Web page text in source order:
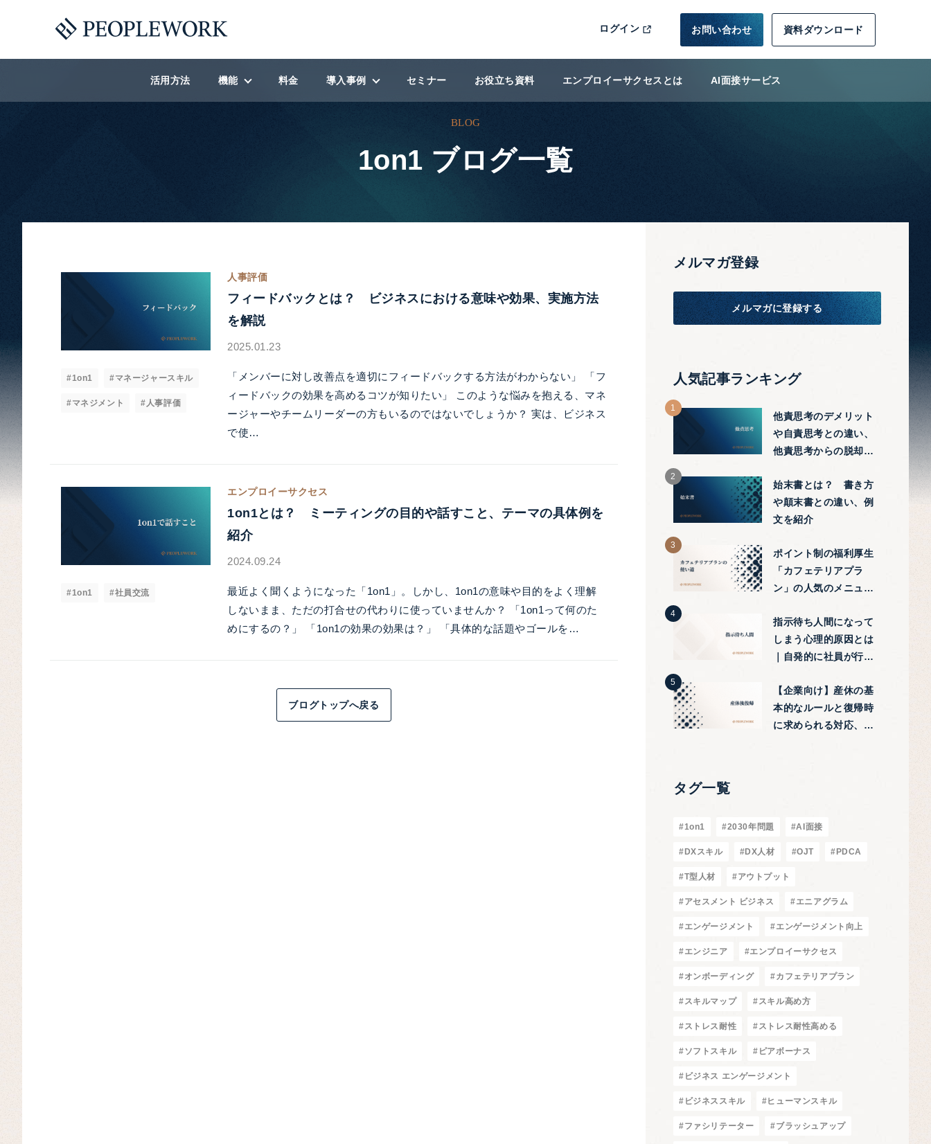
ログイン お問い合わせ 資料ダウンロード
活用方法 機能
福利厚生
料金 導入事例
導入企業
セミナー お役立ち資料 エンプロイーサクセスとは AI面接サービス
BLOG
1on1 ブログ一覧
#1on1 #マネージャースキル
#マネジメント #人事評価
人事評価
フィードバックとは？ ビジネスにおける意味や効果、実施方法
を解説
2025.01.23
「メンバーに対し改善点を適切にフィードバックする方法がわからない」 「フ
ィードバックの効果を高めるコツが知りたい」 このような悩みを抱える、マネ
ージャーやチームリーダーの方もいるのではないでしょうか？ 実は、ビジネス
で使…
#1on1 #社員交流
エンプロイーサクセス
1on1とは？ ミーティングの目的や話すこと、テーマの具体例を
紹介
2024.09.24
最近よく聞くようになった「1on1」。しかし、1on1の意味や目的をよく理解
しないまま、ただの打合せの代わりに使っていませんか？ 「1on1って何のた
めにするの？」 「1on1の効果の効果は？」 「具体的な話題やゴールを…
ブログトップへ戻る
メルマガ登録
メルマガに登録する
人気記事ランキング
他責思考のデメリット
や自責思考との違い、
他責思考からの脱却方
始末書とは？ 書き方
や顛末書との違い、例
文を紹介
ポイント制の福利厚生
「カフェテリアプラ
ン」の人気のメニュー
指示待ち人間になって
しまう心理的原因とは
｜自発的に社員が行動
【企業向け】産休の基
本的なルールと復帰時
に求められる対応、注
タグ一覧
#1on1 #2030年問題 #AI面接
#DXスキル #DX人材 #OJT #PDCA
#T型人材 #アウトプット
#アセスメント ビジネス #エニアグラム
#エンゲージメント #エンゲージメント向上
#エンジニア #エンプロイーサクセス
#オンボーディング #カフェテリアプラン
#スキルマップ #スキル高め方
#ストレス耐性 #ストレス耐性高める
#ソフトスキル #ピアボーナス
#ビジネス エンゲージメント
#ビジネススキル #ヒューマンスキル
#ファシリテーター #ブラッシュアップ